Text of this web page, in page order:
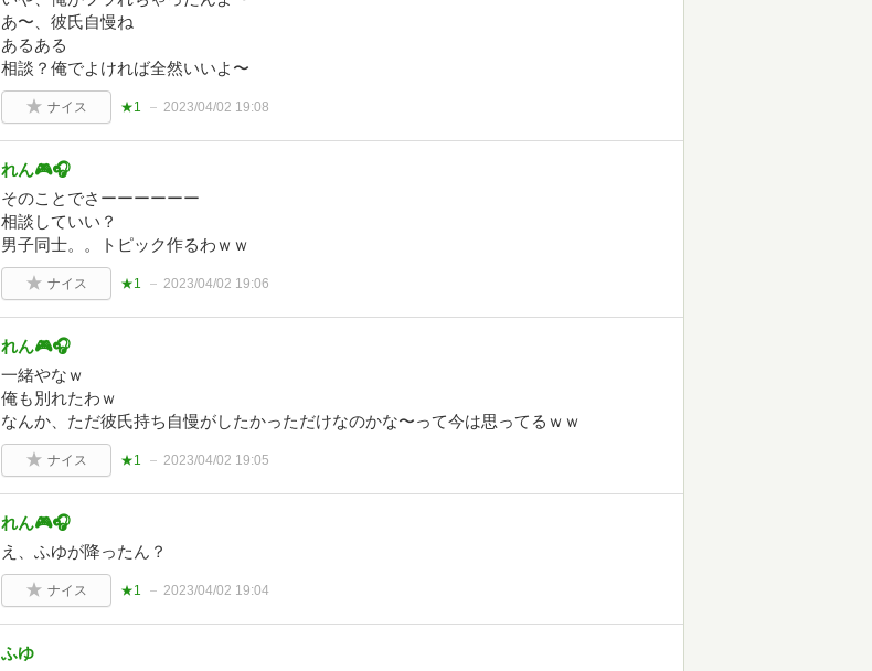
あ〜、彼氏自慢ね
あるある
相談？俺でよければ全然いいよ〜
ナイス ★1 2023/04/02 19:08
れん🎮🎧
そのことでさーーーーーー
相談していい？
男子同士。。トピック作るわｗｗ
ナイス ★1 2023/04/02 19:06
れん🎮🎧
一緒やなｗ
俺も別れたわｗ
なんか、ただ彼氏持ち自慢がしたかっただけなのかな〜って今は思ってるｗｗ
ナイス ★1 2023/04/02 19:05
れん🎮🎧
え、ふゆが降ったん？
ナイス ★1 2023/04/02 19:04
ふゆ